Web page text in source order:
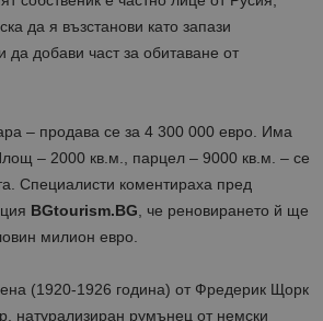
да я възстанови като запази
да добави част за обитаване от
– продава се за 4 300 000 евро. Има
– 2000 кв.м., парцел – 9000 кв.м. – се
Специалисти коментираха пред
BGtourism.BG, че реновирането й ще
милион евро.
(1920-1926 година) от Фредерик Щорк
натурализиран румънец от немски